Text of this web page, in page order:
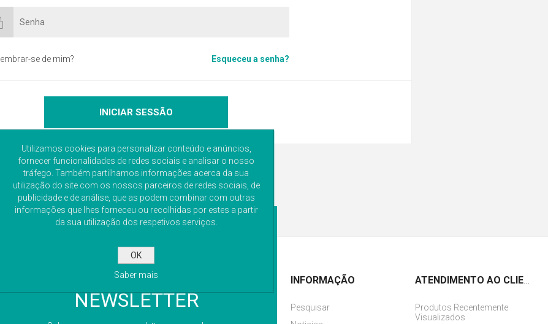
Lembrar-se de mim? Esqueceu a senha?
NEWSLETTER
INFORMAÇÃO
Pesquisar
ATENDIMENTO AO CLIENTE
Produtos Recentemente
Visualizados
Utilizamos cookies para personalizar conteúdo e anúncios,
fornecer funcionalidades de redes sociais e analisar o nosso
tráfego. Também partilhamos informações acerca da sua
utilização do site com os nossos parceiros de redes sociais, de
publicidade e de análise, que as podem combinar com outras
informações que lhes forneceu ou recolhidas por estes a partir
da sua utilização dos respetivos serviços.
OK
Saber mais